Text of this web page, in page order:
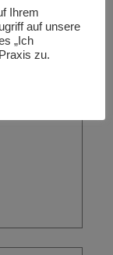
Ihrem
auf unsere
„Ich
zu.